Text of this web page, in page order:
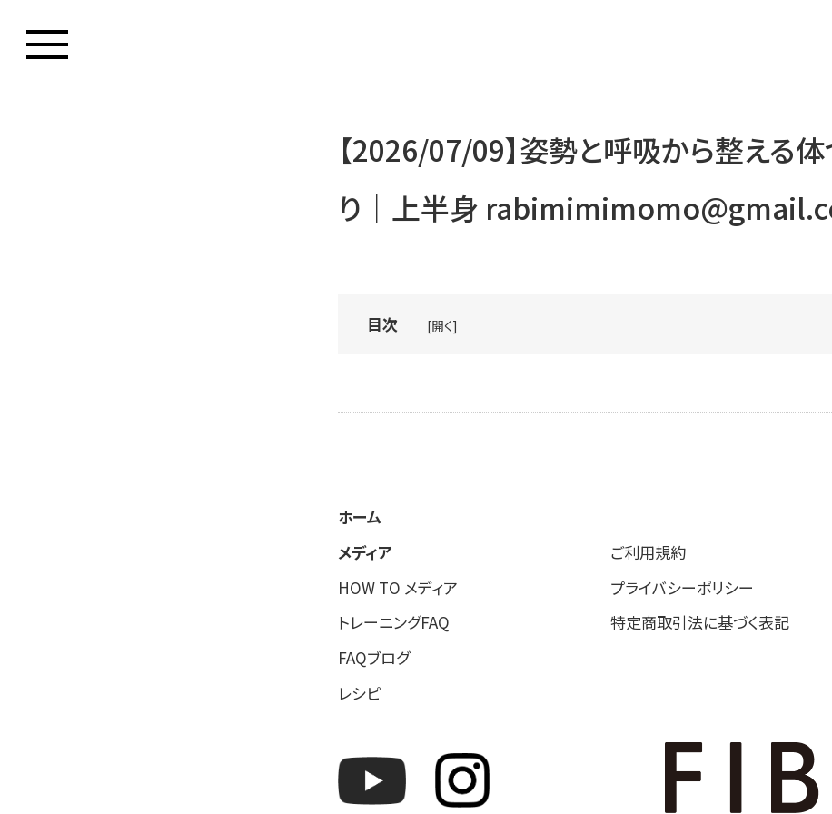
【2026/07/09】姿勢と呼吸から整える体
り｜上半身
目次 [開く]
ホーム
メディア
HOW TO メディア
トレーニングFAQ
FAQブログ
レシピ
ご利用規約
プライバシーポリシー
特定商取引法に基づく表記